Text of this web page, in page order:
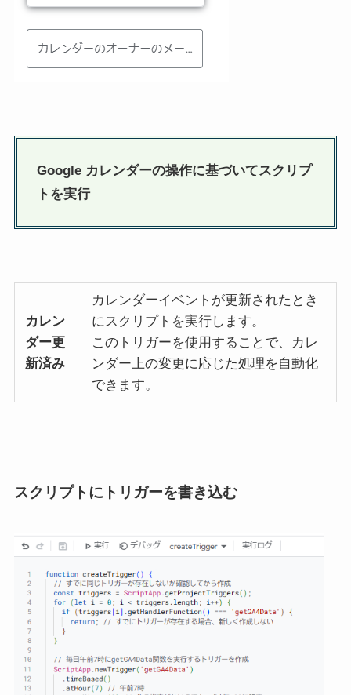
Google カレンダーの操作に基づいてスクリプ
トを実行
カレン
ダー更
新済み
カレンダーイベントが更新されたとき
にスクリプトを実行します。
このトリガーを使用することで、カレ
ンダー上の変更に応じた処理を自動化
できます。
スクリプトにトリガーを書き込む